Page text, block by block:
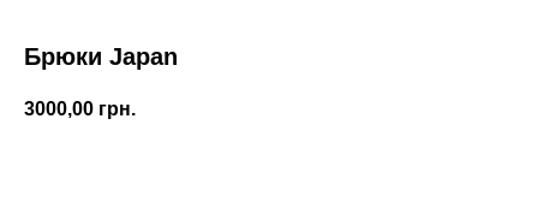
Брюки Japan
3000,00 грн.